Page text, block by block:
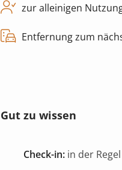
zur alleinigen
Entfernung zum
Gut zu wissen
Check-in: in der